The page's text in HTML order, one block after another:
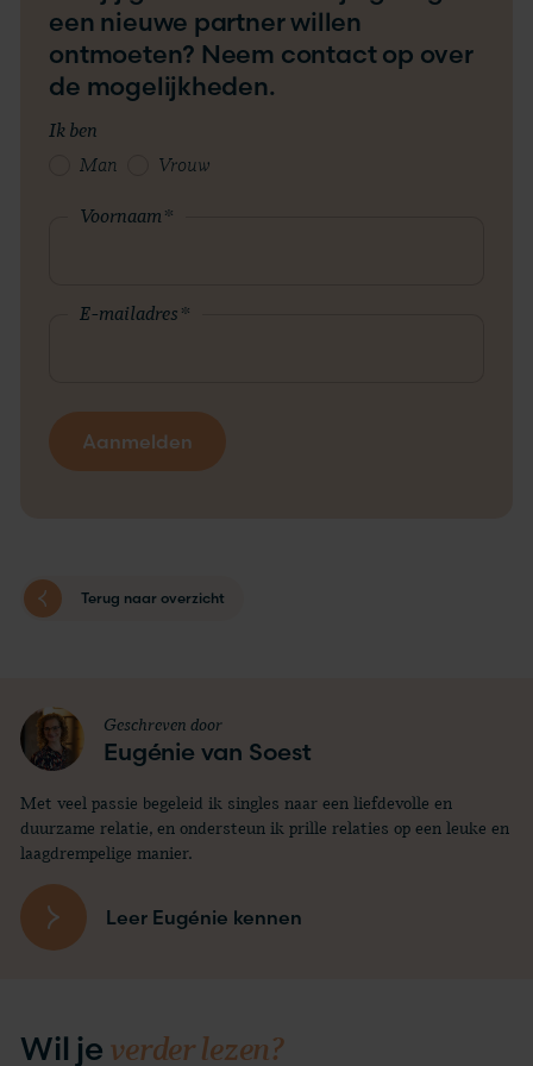
een nieuwe partner willen
ontmoeten? Neem contact op over
de mogelijkheden.
Ik ben
Man
Vrouw
Voornaam*
E-mailadres*
Terug naar overzicht
Geschreven door
Eugénie van Soest
Met veel passie begeleid ik singles naar een liefdevolle en
duurzame relatie, en ondersteun ik prille relaties op een leuke en
laagdrempelige manier.
Leer Eugénie kennen
Wil je verder lezen?